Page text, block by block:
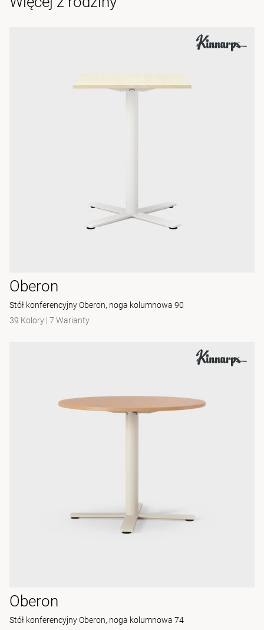
Oberon
Stół konferencyjny Oberon, noga kolumnowa 90
39 Kolory | 7 Warianty
Oberon
Stół konferencyjny Oberon, noga kolumnowa 74